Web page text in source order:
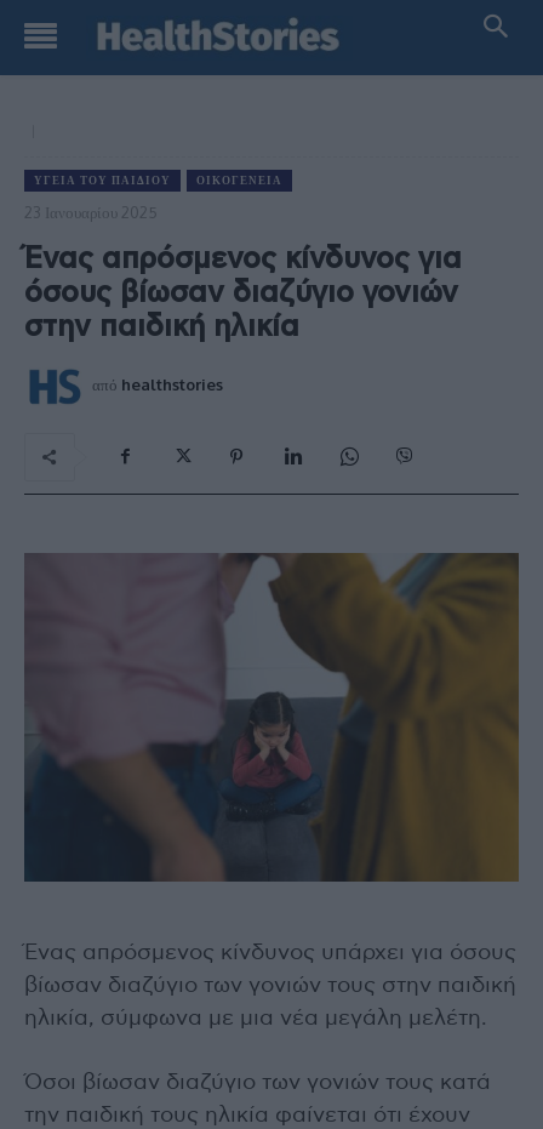
ΥΓΕΊΑ ΤΟΥ ΠΑΙΔΙΟΎ ΟΙΚΟΓΈΝΕΙΑ
23 Ιανουαρίου 2025
Ένας απρόσμενος κίνδυνος για
όσους βίωσαν διαζύγιο γονιών
στην παιδική ηλικία
από healthstories
Ένας απρόσμενος κίνδυνος υπάρχει για όσους
βίωσαν διαζύγιο των γονιών τους στην παιδική
ηλικία, σύμφωνα με μια νέα μεγάλη μελέτη.
Όσοι βίωσαν διαζύγιο των γονιών τους κατά
την παιδική τους ηλικία φαίνεται ότι έχουν